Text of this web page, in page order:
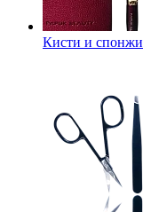
Кисти и спонжи